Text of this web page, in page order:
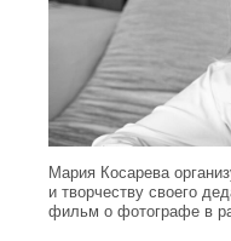
Мария Косарева
и творчеству своего
фильм о фотографе в